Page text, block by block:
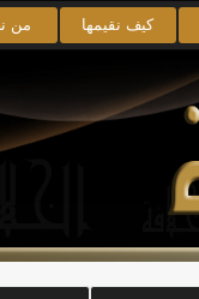
كيف نقيمها من